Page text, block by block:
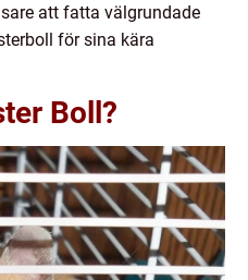
att fatta välgrundade
för sina kära
Boll?